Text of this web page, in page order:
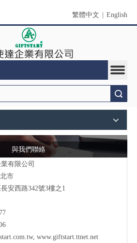
繁體中文 English
與我們聯絡
有限公司
市
安西路342號3樓之1
, www.giftstart.ttnet.net